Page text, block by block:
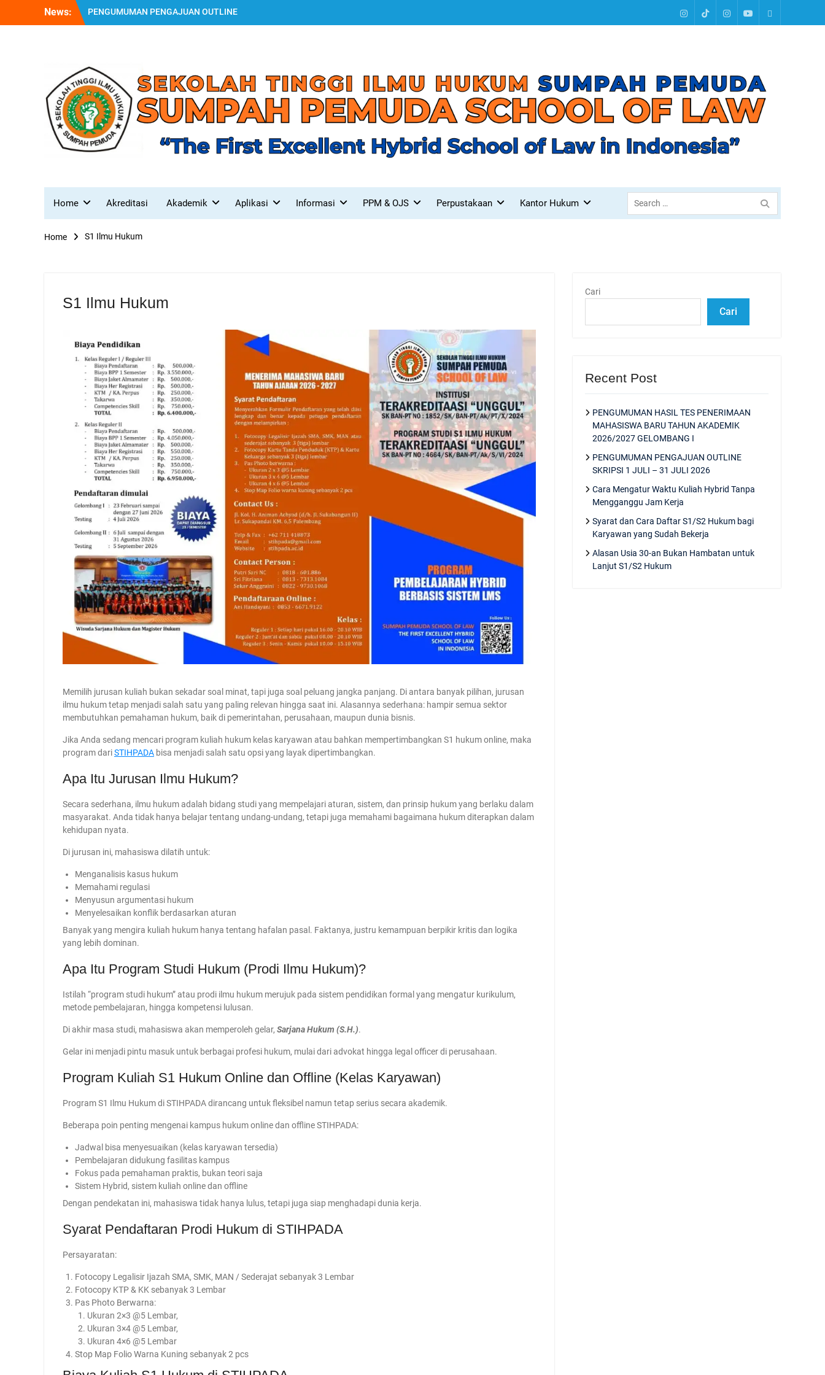
News:
PENGUMUMAN PENGAJUAN OUTLINE
SKRIPSI 1 JULI – 31 JULI 2026
PENGUMUMAN HASIL TES PENERIMAAN
MAHASISWA BARU TAHUN AKADEMIK
2026/2027 GELOMBANG I
Instagram
TiktokInstagram
YoutubeLinktree
Home Akreditasi Akademik Aplikasi Informasi PPM & OJS Perpustakaan Kantor Hukum
Search
for:
Home S1 Ilmu Hukum
S1 Ilmu Hukum
Memilih jurusan kuliah bukan sekadar soal minat, tapi juga soal peluang jangka panjang. Di antara banyak pilihan, jurusan
ilmu hukum tetap menjadi salah satu yang paling relevan hingga saat ini. Alasannya sederhana: hampir semua sektor
membutuhkan pemahaman hukum, baik di pemerintahan, perusahaan, maupun dunia bisnis.
Jika Anda sedang mencari program kuliah hukum kelas karyawan atau bahkan mempertimbangkan S1 hukum online, maka
program dariSTIHPADA bisa menjadi salah satu opsi yang layak dipertimbangkan.
Apa Itu Jurusan Ilmu Hukum?
Secara sederhana, ilmu hukum adalah bidang studi yang mempelajari aturan, sistem, dan prinsip hukum yang berlaku dalam
masyarakat. Anda tidak hanya belajar tentang undang-undang, tetapi juga memahami bagaimana hukum diterapkan dalam
kehidupan nyata.
Di jurusan ini, mahasiswa dilatih untuk:
Menganalisis kasus hukum
Memahami regulasi
Menyusun argumentasi hukum
Menyelesaikan konflik berdasarkan aturan
Banyak yang mengira kuliah hukum hanya tentang hafalan pasal. Faktanya, justru kemampuan berpikir kritis dan logika
yang lebih dominan.
Apa Itu Program Studi Hukum (Prodi Ilmu Hukum)?
Istilah “program studi hukum” atau prodi ilmu hukum merujuk pada sistem pendidikan formal yang mengatur kurikulum,
metode pembelajaran, hingga kompetensi lulusan.
Di akhir masa studi, mahasiswa akan memperoleh gelar, Sarjana Hukum (S.H.).
Gelar ini menjadi pintu masuk untuk berbagai profesi hukum, mulai dari advokat hingga legal officer di perusahaan.
Program Kuliah S1 Hukum Online dan Offline (Kelas Karyawan)
Program S1 Ilmu Hukum di STIHPADA dirancang untuk fleksibel namun tetap serius secara akademik.
Beberapa poin penting mengenai kampus hukum online dan offline STIHPADA:
Jadwal bisa menyesuaikan (kelas karyawan tersedia)
Pembelajaran didukung fasilitas kampus
Fokus pada pemahaman praktis, bukan teori saja
Sistem Hybrid, sistem kuliah online dan offline
Dengan pendekatan ini, mahasiswa tidak hanya lulus, tetapi juga siap menghadapi dunia kerja.
Syarat Pendaftaran Prodi Hukum di STIHPADA
Persayaratan:
Fotocopy Legalisir Ijazah SMA, SMK, MAN / Sederajat sebanyak 3 Lembar
Fotocopy KTP & KK sebanyak 3 Lembar
Pas Photo Berwarna:
Ukuran 2×3 @5 Lembar,
Ukuran 3×4 @5 Lembar,
Ukuran 4×6 @5 Lembar
Stop Map Folio Warna Kuning sebanyak 2 pcs
Cari
Cari
Recent Post
PENGUMUMAN HASIL TES PENERIMAAN
MAHASISWA BARU TAHUN AKADEMIK
2026/2027 GELOMBANG I
PENGUMUMAN PENGAJUAN OUTLINE
SKRIPSI 1 JULI – 31 JULI 2026
Cara Mengatur Waktu Kuliah Hybrid Tanpa
Mengganggu Jam Kerja
Syarat dan Cara Daftar S1/S2 Hukum bagi
Karyawan yang Sudah Bekerja
Alasan Usia 30-an Bukan Hambatan untuk
Lanjut S1/S2 Hukum